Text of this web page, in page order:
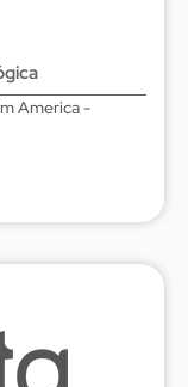
America -